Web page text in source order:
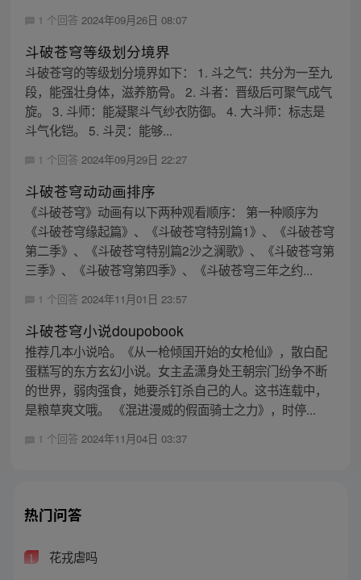
1 个回答 2024年09月26日 08:07
斗破苍穹等级划分境界
斗破苍穹的等级划分境界如下： 1. 斗之气：共分为一至九
段，能强壮身体，滋养筋骨。 2. 斗者：晋级后可聚气成气
旋。 3. 斗师：能凝聚斗气纱衣防御。 4. 大斗师：标志是
斗气化铠。 5. 斗灵：能够...
1 个回答 2024年09月29日 22:27
斗破苍穹动动画排序
《斗破苍穹》动画有以下两种观看顺序： 第一种顺序为
《斗破苍穹缘起篇》、《斗破苍穹特别篇1》、《斗破苍穹
第二季》、《斗破苍穹特别篇2沙之澜歌》、《斗破苍穹第
三季》、《斗破苍穹第四季》、《斗破苍穹三年之约...
1 个回答 2024年11月01日 23:57
斗破苍穹小说doupobook
推荐几本小说哈。《从一枪倾国开始的女枪仙》，散白配
蛋糕写的东方玄幻小说。女主孟潇身处王朝宗门纷争不断
的世界，弱肉强食，她要杀钉杀自己的人。这书连载中，
是粮草爽文哦。 《混进漫威的假面骑士之力》，时停...
1 个回答 2024年11月04日 03:37
热门问答
1 花戎虐吗